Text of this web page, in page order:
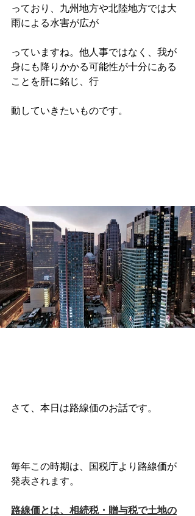
っており、九州地方や北陸地方では大
雨による水害が広が
っていますね。他人事ではなく、我が
身にも降りかかる可能性が十分にある
ことを肝に銘じ、行
動していきたいものです。
さて、本日は路線価のお話です。
毎年この時期は、国税庁より路線価が
発表されます。
路線価とは、相続税・贈与税で土地の